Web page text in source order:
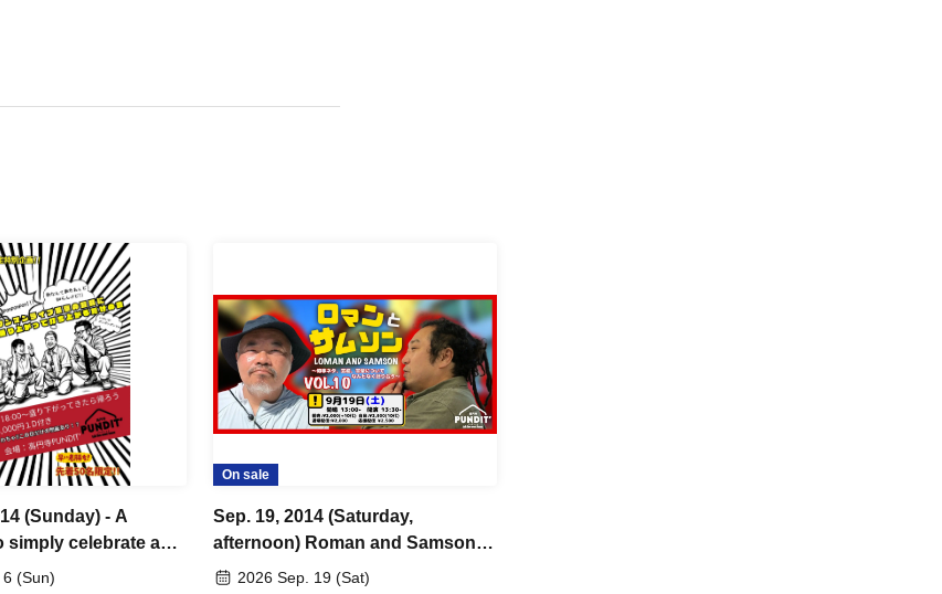
(Sunday) - A
simply celebrate and
day after the 20th
(Sun)
On sale
Sep. 19, 2014 (Saturday,
afternoon) Roman and Samson
Vol. 10 ~ Casually chatting about
2026 Sep. 19 (Sat)